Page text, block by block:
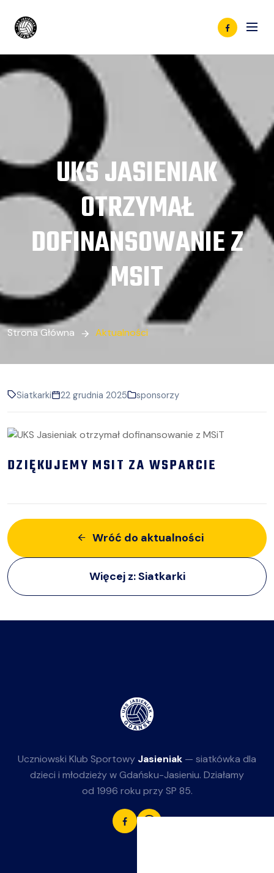
UKS JASIENIAK
OTRZYMAŁ
DOFINANSOWANIE Z
MSIT
Strona Główna Aktualności
Siatkarki 22 grudnia 2025 sponsorzy
DZIĘKUJEMY MSIT ZA WSPARCIE
Wróć do aktualności
Więcej z:Siatkarki
Uczniowski Klub Sportowy Jasieniak — siatkówka dla
dzieci i młodzieży w Gdańsku-Jasieniu. Działamy
od 1996 roku przy SP 85.